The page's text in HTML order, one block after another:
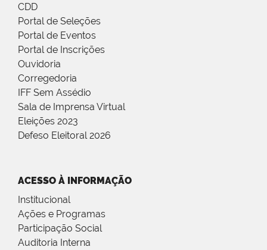
CDD
Portal de Seleções
Portal de Eventos
Portal de Inscrições
Ouvidoria
Corregedoria
IFF Sem Assédio
Sala de Imprensa Virtual
Eleições 2023
Defeso Eleitoral 2026
ACESSO À INFORMAÇÃO
Institucional
Ações e Programas
Participação Social
Auditoria Interna